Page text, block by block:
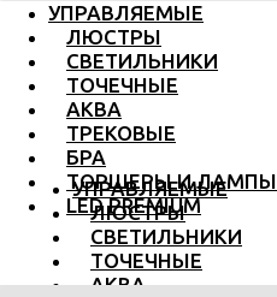
УПРАВЛЯЕМЫЕ
ЛЮСТРЫ
СВЕТИЛЬНИКИ
ТОЧЕЧНЫЕ
АКВА
ТРЕКОВЫЕ
БРА
ТОРШЕРЫ И ЛАМПЫ
LED PREMIUM
УПРАВЛЯЕМЫЕ
ЛЮСТРЫ
СВЕТИЛЬНИКИ
ТОЧЕЧНЫЕ
АКВА